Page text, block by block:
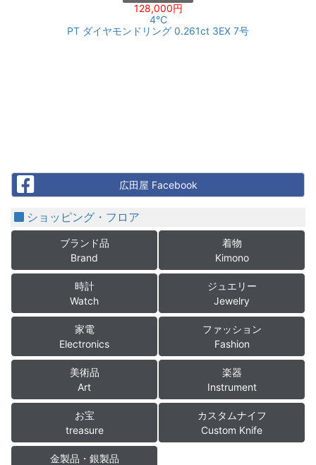
128,000円
4℃
PT ダイヤモンドリング 0.261ct 3EX 7号
Facebook 広田屋 Facebook
ショッピング・フロア
ブランド品
Brand
着物
Kimono
時計
Watch
ジュエリー
Jewelry
家電
Electronics
ファッション
Fashion
美術品
Art
楽器
Instrument
お宝
treasure
カスタムナイフ
Custom Knife
金製品・銀製品